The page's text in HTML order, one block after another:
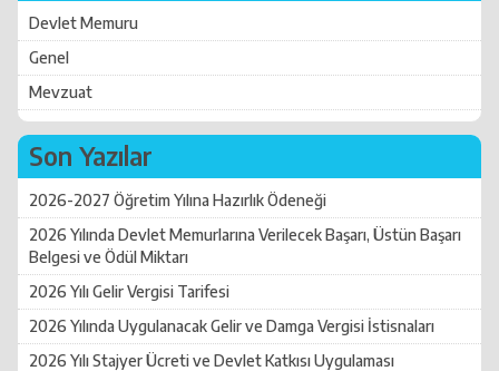
Devlet Memuru
Genel
Mevzuat
Son Yazılar
2026-2027 Öğretim Yılına Hazırlık Ödeneği
2026 Yılında Devlet Memurlarına Verilecek Başarı, Üstün Başarı
Belgesi ve Ödül Miktarı
2026 Yılı Gelir Vergisi Tarifesi
2026 Yılında Uygulanacak Gelir ve Damga Vergisi İstisnaları
2026 Yılı Stajyer Ücreti ve Devlet Katkısı Uygulaması